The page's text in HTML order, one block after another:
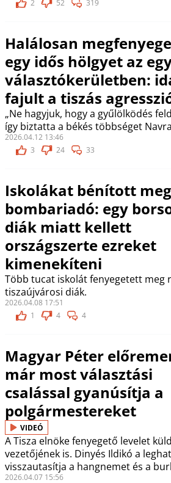
2
52 319
Halálosan
egy idős hölgyet az
választókerületben:
fajult a tiszás
„Ne hagyjuk, hogy a gyűlölködés
így biztatta a békés többséget
2026.04.12 13:46
3
24 33
Iskolákat bénított
bombariadó: egy
diák miatt kellett
országszerte ezreket
kimenekíteni
Több tucat iskolát fenyegetett meg
tiszaújvárosi diák.
2026.04.08 17:51
1
4 4
Magyar Péter
már most választási
csalással gyanúsítja a
polgármestereket
VIDEÓ
A Tisza elnöke fenyegető levelet
vezetőjének is. Dinyés Ildikó a
visszautasítja a hangnemet és a
2026.04.07 15:56